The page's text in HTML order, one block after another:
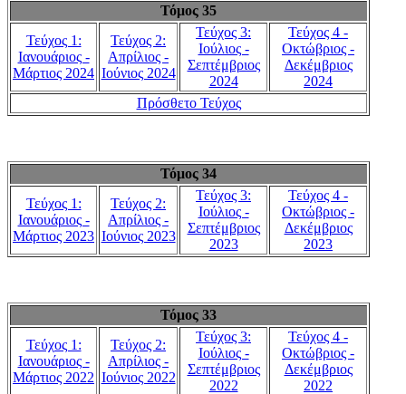
Τόμος 35
Τεύχος 1:
Ιανουάριος -
Μάρτιος 2024
Τεύχος 2:
Απρίλιος -
Ιούνιος 2024
Τεύχος 3:
Ιούλιος -
Σεπτέμβριος
2024
Τεύχος 4 -
Οκτώβριος -
Δεκέμβριος
2024
Πρόσθετο Τεύχος
Τόμος 34
Τεύχος 1:
Ιανουάριος -
Μάρτιος 2023
Τεύχος 2:
Απρίλιος -
Ιούνιος 2023
Τεύχος 3:
Ιούλιος -
Σεπτέμβριος
2023
Τεύχος 4 -
Οκτώβριος -
Δεκέμβριος
2023
Τόμος 33
Τεύχος 1:
Ιανουάριος -
Μάρτιος 2022
Τεύχος 2:
Απρίλιος -
Ιούνιος 2022
Τεύχος 3:
Ιούλιος -
Σεπτέμβριος
2022
Τεύχος 4 -
Οκτώβριος -
Δεκέμβριος
2022